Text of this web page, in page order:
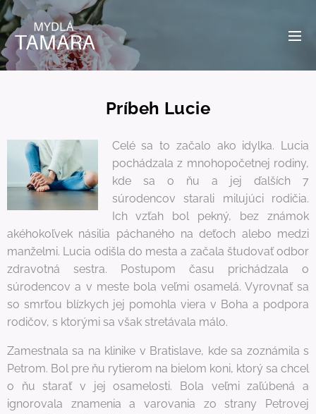
Príbeh Lucie
Celé sa to začalo ako idylka. Lucia
pochádzala z mnohopočetnej rodiny,
kde sa o ňu a jej ďalších 7
súrodencov starali milujúci rodičia.
Ich vzťah bol pekný, bez známok
akéhokoľvek násilia páchaného na deťoch alebo medzi
manželmi. Lucia odišla do mesta a začala študovať odbor
zdravotná sestra. Postupom času prichádzala o
súrodencov a v meste bola veľmi osamelá. Vyrovnať sa
so smrťou blízkych jej pomohla viera v Boha a podpora
rodičov, s ktorými sa však stretávala málo.
Zamestnala sa na klinike v Bratislave, kde sa zoznámila s
Petrom. Bol pre ňu rytierom na bielom koni, ktorý sa chcel
o ňu starať v jej osamelosti. Bola veľmi zaľúbená a
ignorovala znamenia a varovania zo strany Petrovej